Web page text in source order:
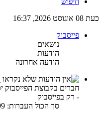
כעת 08 אוגוסט 2026, 16:37
פייסבוק
נושאים
הודעות
הודעה אחרונה
חברים בקבוצת הפייסבוק
- רק בפייסבוק
סך הכול העברות: 1945099